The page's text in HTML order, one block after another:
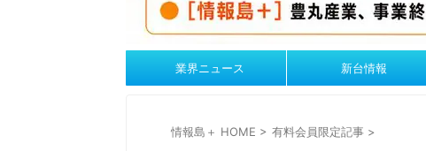
業界ニュース 新台情報
情報島＋ HOME > 有料会員限定記事 >